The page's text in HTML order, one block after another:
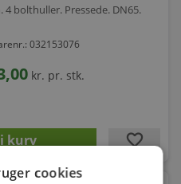
4 bolthuller. Pressede. DN65.
032153076
kr. pr. stk.
favorite
cookies